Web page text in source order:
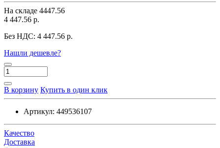
На складе 4447.56
4 447.56 р.
Без НДС: 4 447.56 р.
Нашли дешевле?
В корзину Купить в один клик
Артикул: 449536107
Качество
Доставка